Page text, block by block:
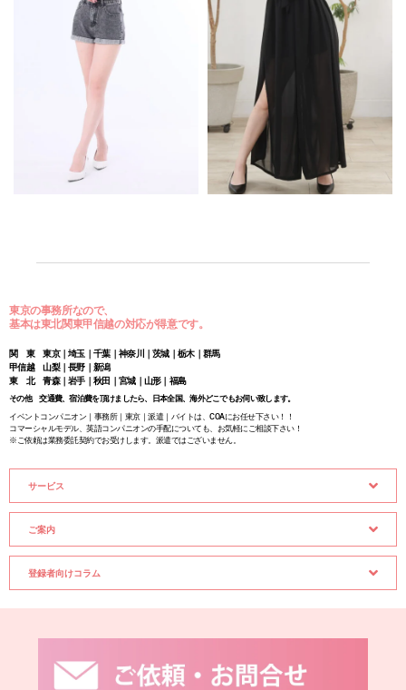
東京の事務所なので、
基本は東北関東甲信越の対応が得意です。
関 東 東京｜埼玉｜千葉｜神奈川｜茨城｜栃木｜群馬
甲信越 山梨｜長野｜新潟
東 北 青森｜岩手｜秋田｜宮城｜山形｜福島
その他 交通費、宿泊費を頂けましたら、日本全国、海外どこでもお伺い致します。
イベントコンパニオン｜事務所｜東京｜派遣｜バイトは、COAにお任せ下さい！！
コマーシャルモデル、英語コンパニオンの手配についても、お気軽にご相談下さい！
※ご依頼は業務委託契約でお受けします。派遣ではございません。
サービス
ご案内
登録者向けコラム